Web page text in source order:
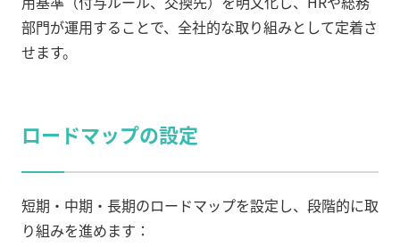
部門が運用することで、全社的な取り組みとして定着さ
せます。
ロードマップの設定
短期・中期・長期のロードマップを設定し、段階的に取
り組みを進めます：